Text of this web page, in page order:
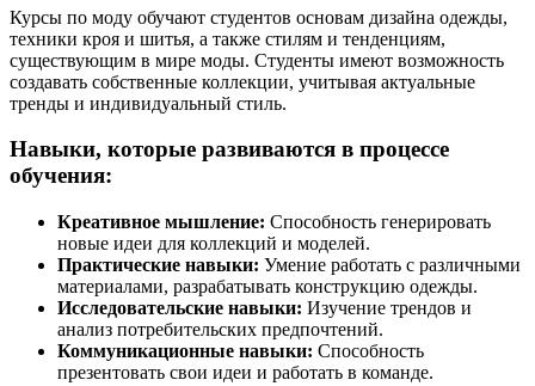
Курсы по моду обучают студентов основам дизайна одежды,
техники кроя и шитья, а также стилям и тенденциям,
существующим в мире моды. Студенты имеют возможность
создавать собственные коллекции, учитывая актуальные
тренды и индивидуальный стиль.
Навыки, которые развиваются в процессе
обучения:
Креативное мышление: Способность генерировать
новые идеи для коллекций и моделей.
Практические навыки: Умение работать с различными
материалами, разрабатывать конструкцию одежды.
Исследовательские навыки: Изучение трендов и
анализ потребительских предпочтений.
Коммуникационные навыки: Способность
презентовать свои идеи и работать в команде.